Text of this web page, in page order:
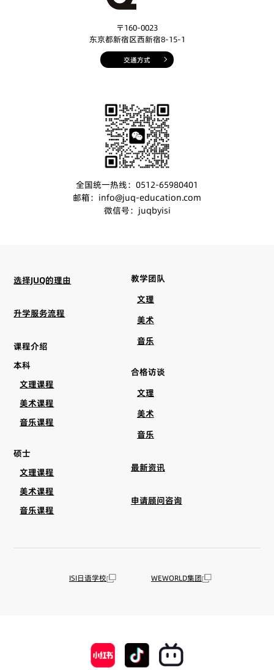
〒160-0023
东京都新宿区西新宿8-15-1
交通方式
全国统一热线：0512-65980401
邮箱：info@juq-education.com
微信号：juqbyisi
选择JUQ的理由
升学服务流程
课程介绍
本科
文理课程
美术课程
音乐课程
硕士
文理课程
美术课程
音乐课程
教学团队
文理
美术
音乐
合格访谈
文理
美术
音乐
最新资讯
申请顾问咨询
ISI日语学校 WEWORLD集团